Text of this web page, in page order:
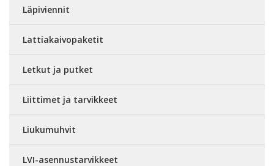
Läpiviennit
Lattiakaivopaketit
Letkut ja putket
Liittimet ja tarvikkeet
Liukumuhvit
LVI-asennustarvikkeet